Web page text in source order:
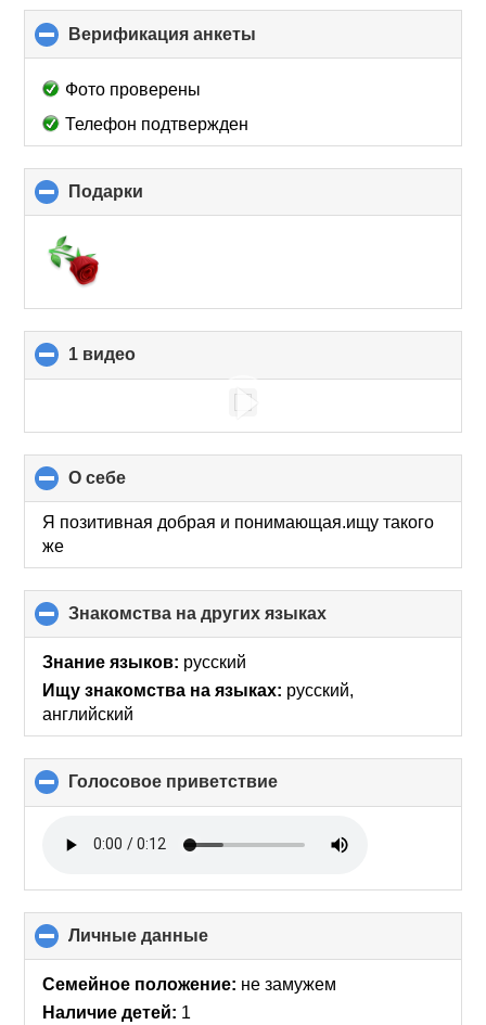
Верификация анкеты
to
Фото проверены
Телефон подтвержден
Подарки
to
1 видео
to
О себе
to
collapse
Я позитивная добрая и понимающая.ищу такого
же
Знакомства на других языках
to
contents
Знание языков: русский
Ищу знакомства на языках: русский,
английский
Голосовое приветствие
to
contents
Личные данные
to
collapse
Семейное положение: не замужем
Наличие детей: 1